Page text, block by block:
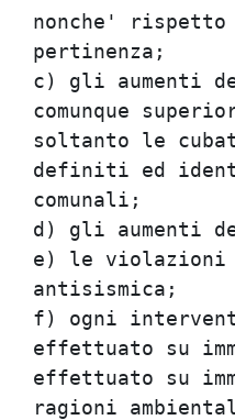
nonche'
c) gli
comunque
soltanto le
definiti ed
d) gli
e) le
f) ogni
effettuato su
effettuato
ragioni